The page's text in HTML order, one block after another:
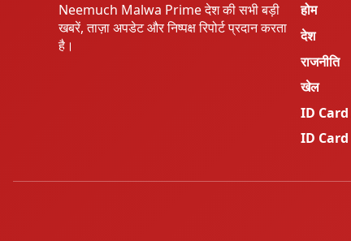
Neemuch Malwa Prime देश की सभी बड़ी
खबरें, ताज़ा अपडेट और निष्पक्ष रिपोर्ट प्रदान करता
है।
होम
देश
राजनीति
खेल
ID
ID